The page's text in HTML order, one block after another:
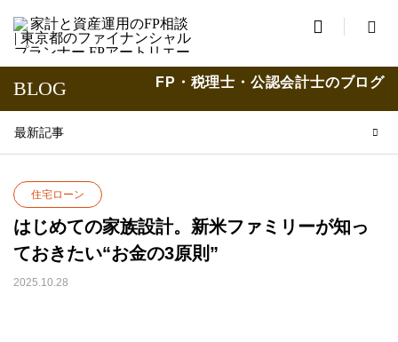

BLOG FP・税理士・公認会計士のブログ
最新記事
住宅ローン
はじめての家族設計。新米ファミリーが知っ
ておきたい“お金の3原則”
2025.10.28